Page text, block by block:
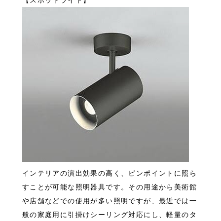
インテリアの演出効果の高く、ピンポイントに照ら
すことが可能な照明器具です。その用途から美術館
や店舗などでの使用が多い照明ですが、最近では一
般の家庭用に引掛けシーリング対応にし、軽量のタ